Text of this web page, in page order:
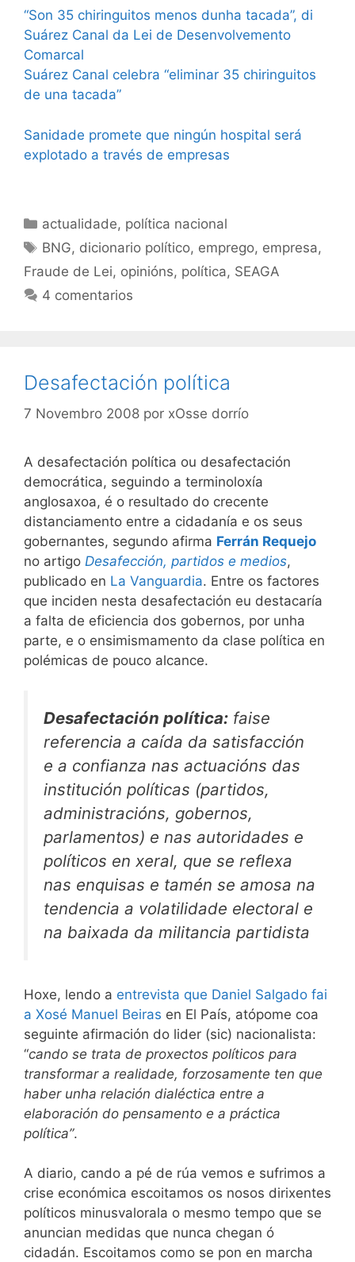
“Son 35 chiringuitos menos dunha tacada”, di
Suárez Canal da Lei de Desenvolvemento
Comarcal
Suárez Canal celebra “eliminar 35 chiringuitos
de una tacada”
Sanidade promete que ningún hospital será
explotado a través de empresas
Categorías
actualidade, política nacional
Etiquetas
BNG, dicionario político, emprego, empresa,
Fraude de Lei, opinións, política, SEAGA
4 comentarios
Desafectación política
7 Novembro 2008 por xOsse dorrío
A desafectación política ou desafectación
democrática, seguindo a terminoloxía
anglosaxoa, é o resultado do crecente
distanciamento entre a cidadanía e os seus
gobernantes, segundo afirma Ferrán Requejo
no artigo Desafección, partidos e medios,
publicado en La Vanguardia. Entre os factores
que inciden nesta desafectación eu destacaría
a falta de eficiencia dos gobernos, por unha
parte, e o ensimismamento da clase política en
polémicas de pouco alcance.
Desafectación política: faise
referencia a caída da satisfacción
e a confianza nas actuacións das
institución políticas (partidos,
administracións, gobernos,
parlamentos) e nas autoridades e
políticos en xeral, que se reflexa
nas enquisas e tamén se amosa na
tendencia a volatilidade electoral e
na baixada da militancia partidista
Hoxe, lendo a entrevista que Daniel Salgado fai
a Xosé Manuel Beiras en El País, atópome coa
seguinte afirmación do lider (sic) nacionalista:
“cando se trata de proxectos políticos para
transformar a realidade, forzosamente ten que
haber unha relación dialéctica entre a
elaboración do pensamento e a práctica
política”.
A diario, cando a pé de rúa vemos e sufrimos a
crise económica escoitamos os nosos dirixentes
políticos minusvalorala o mesmo tempo que se
anuncian medidas que nunca chegan ó
cidadán. Escoitamos como se pon en marcha